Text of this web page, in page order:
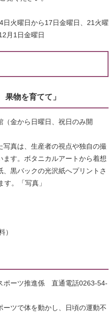
火曜日から17日金曜日、21火曜
月1日金曜日
物を育てて」
金から日曜日、祝日のみ開
真は、生産者の視点や独自の撮
す。ボタニカルアートから着想
黒バックの光沢紙へプリントさ
。「写真」
）
ポーツ推進係 直通電話0263-54-
ツで体を動かし、日頃の運動不